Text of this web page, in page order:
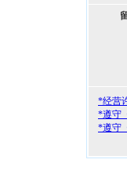
*经营
*遵守
*遵守